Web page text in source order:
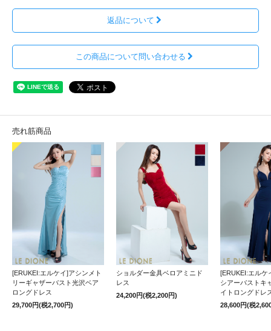
返品について
この商品について問い合わせる
売れ筋商品
[ERUKEI:エルケイ]アシンメト
リーギャザーバスト光沢ベア
ロングドレス
29,700円(税2,700円)
ショルダー金具ベロアミニド
レス
24,200円(税2,200円)
[ERUKEI:エルケ
シアーバストキ
イトロングドレ
28,600円(税